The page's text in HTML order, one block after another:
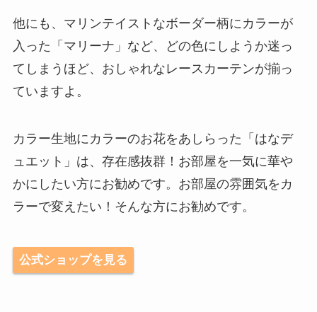
他にも、マリンテイストなボーダー柄にカラーが
入った「マリーナ」など、どの色にしようか迷っ
てしまうほど、おしゃれなレースカーテンが揃っ
ていますよ。
カラー生地にカラーのお花をあしらった「はなデ
ュエット」は、存在感抜群！お部屋を一気に華や
かにしたい方にお勧めです。お部屋の雰囲気をカ
ラーで変えたい！そんな方にお勧めです。
公式ショップを見る